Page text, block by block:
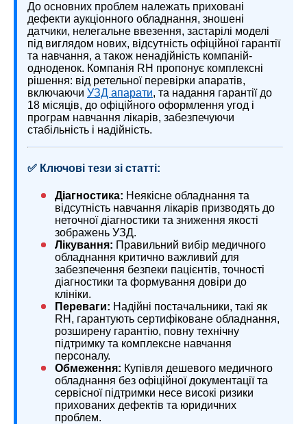
До основних проблем належать приховані
дефекти аукціонного обладнання, зношені
датчики, нелегальне ввезення, застарілі моделі
під виглядом нових, відсутність офіційної гарантії
та навчання, а також ненадійність компаній-
одноденок. Компанія RH пропонує комплексні
рішення: від ретельної перевірки апаратів,
включаючи УЗД апарати, та надання гарантії до
18 місяців, до офіційного оформлення угод і
програм навчання лікарів, забезпечуючи
стабільність і надійність.
✅ Ключові тези зі статті:
Діагностика: Неякісне обладнання та
відсутність навчання лікарів призводять до
неточної діагностики та зниження якості
зображень УЗД.
Лікування: Правильний вибір медичного
обладнання критично важливий для
забезпечення безпеки пацієнтів, точності
діагностики та формування довіри до
клініки.
Переваги: Надійні постачальники, такі як
RH, гарантують сертифіковане обладнання,
розширену гарантію, повну технічну
підтримку та комплексне навчання
персоналу.
Обмеження: Купівля дешевого медичного
обладнання без офіційної документації та
сервісної підтримки несе високі ризики
прихованих дефектів та юридичних
проблем.